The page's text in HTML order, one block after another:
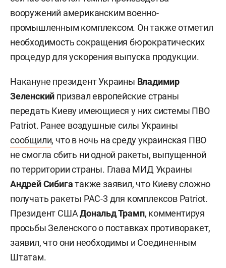
вооружений американским военно-
промышленным комплексом. Он также отметил
необходимость сокращения бюрократических
процедур для ускорения выпуска продукции.
Накануне президент Украины Владимир
Зеленский призвал европейские страны
передать Киеву имеющиеся у них системы ПВО
Patriot. Ранее воздушные силы Украины
сообщили, что в ночь на среду украинская ПВО
не смогла сбить ни одной ракеты, выпущенной
по территории страны. Глава МИД Украины
Андрей Сибигатакже заявил, что Киеву сложно
получать ракеты PAC-3 для комплексов Patriot.
Президент СШАДональд Трамп, комментируя
просьбы Зеленского о поставках противоракет,
заявил, что они необходимы и Соединенным
Штатам.